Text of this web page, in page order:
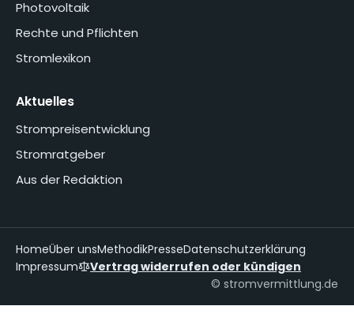
Photovoltaik
Rechte und Pflichten
Stromlexikon
Aktuelles
Strompreisentwicklung
Stromratgeber
Aus der Redaktion
HomeÜber unsMethodikPresseDatenschutzerklärung
Impressum
Vertrag widerrufen oder kündigen
© stromvermittlung.de